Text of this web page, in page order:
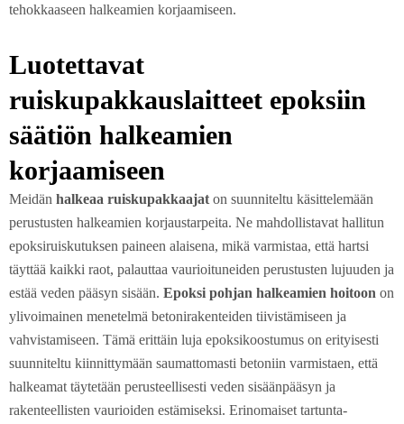
tehokkaaseen halkeamien korjaamiseen.
Luotettavat
ruiskupakkauslaitteet epoksiin
säätiön halkeamien
korjaamiseen
Meidän halkeaa ruiskupakkaajat on suunniteltu käsittelemään
perustusten halkeamien korjaustarpeita. Ne mahdollistavat hallitun
epoksiruiskutuksen paineen alaisena, mikä varmistaa, että hartsi
täyttää kaikki raot, palauttaa vaurioituneiden perustusten lujuuden ja
estää veden pääsyn sisään. Epoksi pohjan halkeamien hoitoon on
ylivoimainen menetelmä betonirakenteiden tiivistämiseen ja
vahvistamiseen. Tämä erittäin luja epoksikoostumus on erityisesti
suunniteltu kiinnittymään saumattomasti betoniin varmistaen, että
halkeamat täytetään perusteellisesti veden sisäänpääsyn ja
rakenteellisten vaurioiden estämiseksi. Erinomaiset tartunta-